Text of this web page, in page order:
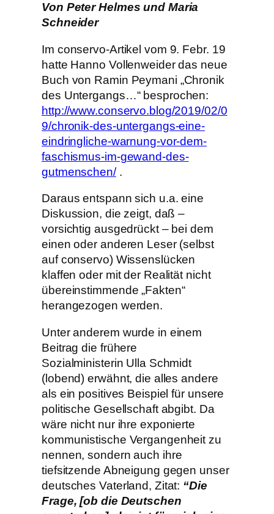
Von Peter Helmes und Maria
Schneider
Im conservo-Artikel vom 9. Febr. 19
hatte Hanno Vollenweider das neue
Buch von Ramin Peymani „Chronik
des Untergangs…“ besprochen:
http://www.conservo.blog/2019/02/0
9/chronik-des-untergangs-eine-
eindringliche-warnung-vor-dem-
faschismus-im-gewand-des-
gutmenschen/.
Daraus entspann sich u.a. eine
Diskussion, die zeigt, daß –
vorsichtig ausgedrückt – bei dem
einen oder anderen Leser (selbst
auf conservo) Wissenslücken
klaffen oder mit der Realität nicht
übereinstimmende „Fakten“
herangezogen werden.
Unter anderem wurde in einem
Beitrag die frühere
Sozialministerin Ulla Schmidt
(lobend) erwähnt, die alles andere
als ein positives Beispiel für unsere
politische Gesellschaft abgibt. Da
wäre nicht nur ihre exponierte
kommunistische Vergangenheit zu
nennen, sondern auch ihre
tiefsitzende Abneigung gegen unser
deutsches Vaterland, Zitat: “Die
Frage, [ob die Deutschen